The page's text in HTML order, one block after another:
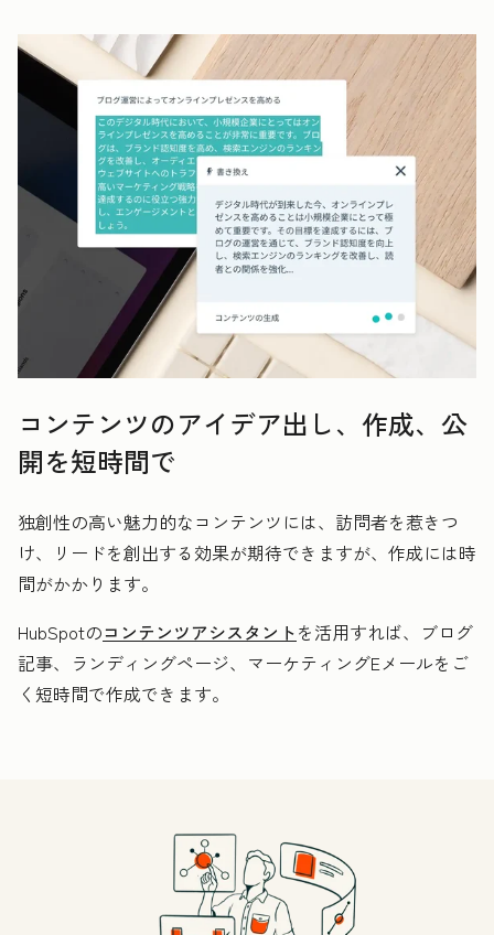
コンテンツのアイデア出し、作成、公
開を短時間で
独創性の高い魅力的なコンテンツには、訪問者を惹きつ
け、リードを創出する効果が期待できますが、作成には時
間がかかります。
HubSpotのコンテンツアシスタントを活用すれば、ブログ
記事、ランディングページ、マーケティングEメールをご
く短時間で作成できます。